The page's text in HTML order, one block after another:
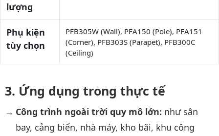
lượng
Phụ kiện
tùy chọn
PFB305W (Wall), PFA150 (Pole), PFA151
(Corner), PFB303S (Parapet), PFB300C
(Ceiling)
Ứng dụng trong thực tế
Công trình ngoài trời quy mô lớn: như sân
bay, cảng biển, nhà máy, kho bãi, khu công